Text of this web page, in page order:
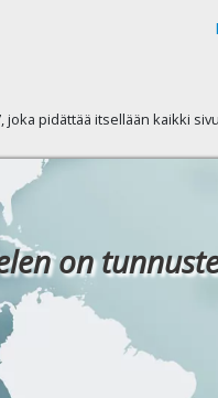
joka pidättää itsellään kaikki
on